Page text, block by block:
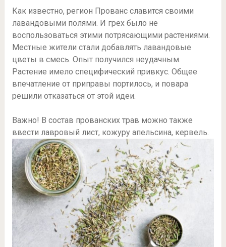
Как известно, регион Прованс славится своими
лавандовыми полями. И грех было не
воспользоваться этими потрясающими растениями.
Местные жители стали добавлять лавандовые
цветы в смесь. Опыт получился неудачным.
Растение имело специфический привкус. Общее
впечатление от приправы портилось, и повара
решили отказаться от этой идеи.
Важно! В состав прованских трав можно также
ввести лавровый лист, кожуру апельсина, кервель.